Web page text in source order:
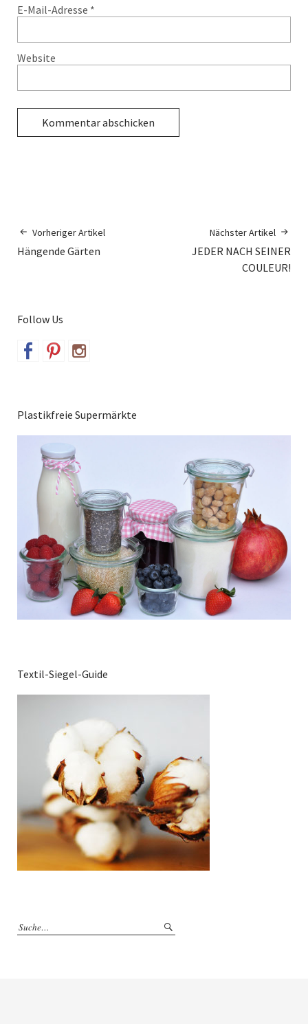
E-Mail-Adresse *
Website
Vorheriger Artikel
Hängende Gärten
Nächster Artikel
JEDER NACH SEINER
COULEUR!
Follow Us
Plastikfreie Supermärkte
Textil-Siegel-Guide